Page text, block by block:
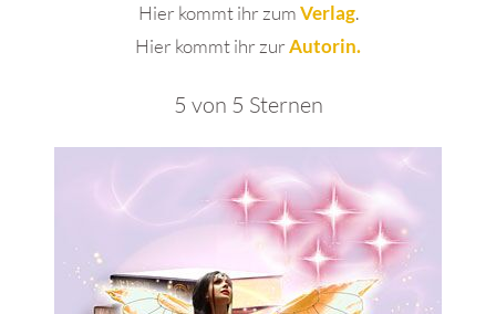
Hier kommt ihr zumVerlag.
Hier kommt ihr zurAutorin.
5 von 5 Sternen